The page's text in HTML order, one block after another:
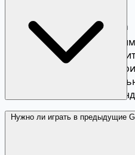
Отношения отца и сына
Центральная тема —
Атреуса. Суровый отец
мальчик познаёт своё
отношений —
поднимающее её над
Минимальные: Windows 10,
GTX 960 или R9 290, 70 ГБ
Нужно ли играть в предыдущие